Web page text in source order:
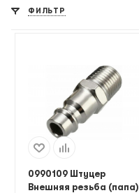
ФИЛЬТР
0990109 Штуцер
Внешняя резьба (папа)